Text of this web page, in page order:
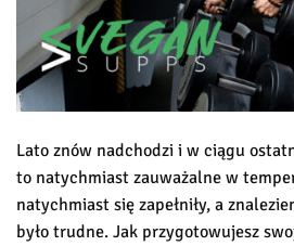
Lato znów nadchodzi i w ciągu
to natychmiast zauważalne w
natychmiast się zapełniły, a
było trudne. Jak przygotowujesz